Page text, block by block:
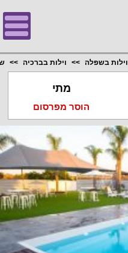
וילות בשפלה וילות בברכיה
מתי
הוסר מפרסום